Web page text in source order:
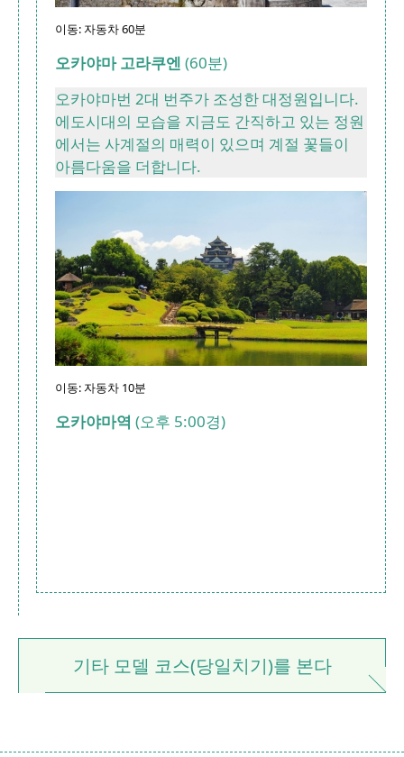
이동: 자동차 60분
오카야마 고라쿠엔 (60분)
오카야마번 2대 번주가 조성한 대정원입니다.
에도시대의 모습을 지금도 간직하고 있는 정원
에서는 사계절의 매력이 있으며 계절 꽃들이
아름다움을 더합니다.
이동: 자동차 10분
오카야마역 (오후 5:00경)
기타 모델 코스(당일치기)를 본다